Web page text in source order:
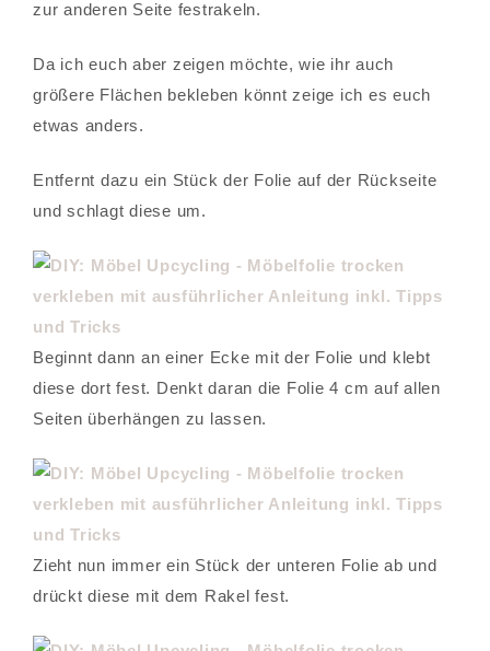
zur anderen Seite festrakeln.
Da ich euch aber zeigen möchte, wie ihr auch
größere Flächen bekleben könnt zeige ich es euch
etwas anders.
Entfernt dazu ein Stück der Folie auf der Rückseite
und schlagt diese um.
Beginnt dann an einer Ecke mit der Folie und klebt
diese dort fest. Denkt daran die Folie 4 cm auf allen
Seiten überhängen zu lassen.
Zieht nun immer ein Stück der unteren Folie ab und
drückt diese mit dem Rakel fest.